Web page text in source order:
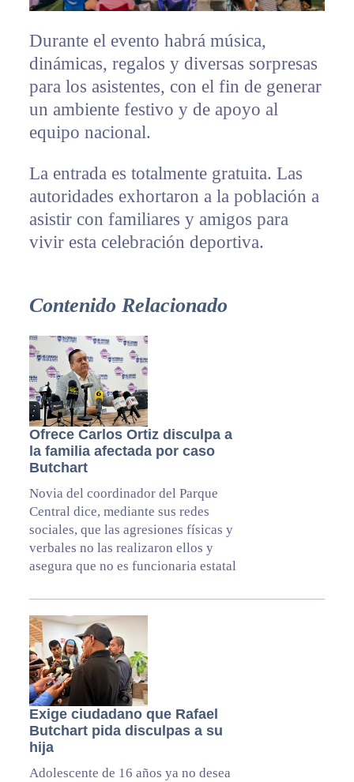
Durante el evento habrá música,
dinámicas, regalos y diversas sorpresas
para los asistentes, con el fin de generar
un ambiente festivo y de apoyo al
equipo nacional.
La entrada es totalmente gratuita. Las
autoridades exhortaron a la población a
asistir con familiares y amigos para
vivir esta celebración deportiva.
Contenido Relacionado
Ofrece Carlos Ortiz disculpa a
la familia afectada por caso
Butchart
Novia del coordinador del Parque
Central dice, mediante sus redes
sociales, que las agresiones físicas y
verbales no las realizaron ellos y
asegura que no es funcionaria estatal
Exige ciudadano que Rafael
Butchart pida disculpas a su
hija
Adolescente de 16 años ya no desea